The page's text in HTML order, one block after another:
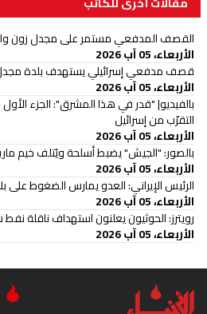
القصف المدفعي مستمر على مجدل زون
الأربعاء، 05 آب 2026
قصف مدفعي إسرائيلي يستهدف بلدة
الأربعاء، 05 آب 2026
بالفيديو| "قدر في هذا المشرق": الجزء
التقرّب من إسرائيل
الأربعاء، 05 آب 2026
بالصور: "الجيش" يضبط أسلحة ويُتلف خيم
الأربعاء، 05 آب 2026
الرئيس الإيراني: العدو يمارس الضغوط على
الأربعاء، 05 آب 2026
‏رويترز: الحوثيون يعلنون استهداف ناقلة
الأربعاء، 05 آب 2026